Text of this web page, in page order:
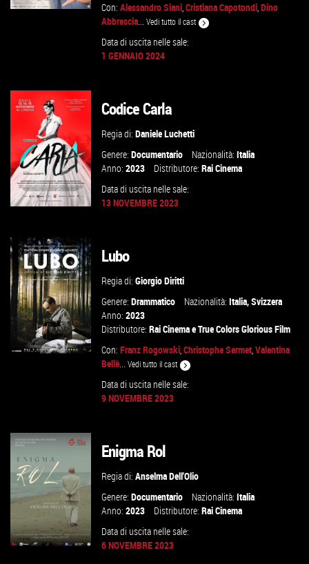
VAI ALLA SCHEDA
Con:Alessandro Siani,Cristiana Capotondi,Dino
Abbrescia...Vedi tutto il cast
Data di uscita nelle sale:
1 GENNAIO 2024
VAI ALLA SCHEDA
Codice Carla
Regia di:Daniele Luchetti
Genere:Documentario Nazionalità:Italia
Anno:2023 Distributore:Rai Cinema
Data di uscita nelle sale:
13 NOVEMBRE 2023
VAI ALLA SCHEDA
Lubo
Regia di:Giorgio Diritti
Genere:Drammatico Nazionalità:Italia,Svizzera
Anno:2023
Distributore:Rai CinemaeTrue Colors Glorious Film
Con:Franz Rogowski,Christophe Sermet,Valentina
Bellè...Vedi tutto il cast
Data di uscita nelle sale:
9 NOVEMBRE 2023
Enigma Rol
Regia di:Anselma Dell'Olio
Genere:Documentario Nazionalità:Italia
Anno:2023 Distributore:Rai Cinema
Data di uscita nelle sale:
6 NOVEMBRE 2023